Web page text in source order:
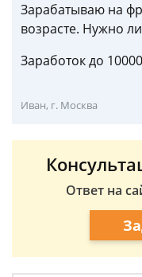
Зарабатываю на
возрасте. Нужно
Заработок до
Иван, г. Москва
Ответ на